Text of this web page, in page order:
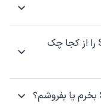
قیمت لحظه‌ای SORA Validator Token را از کجا چک